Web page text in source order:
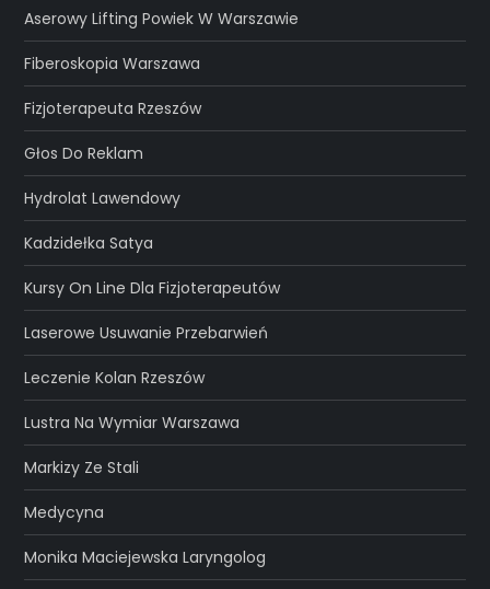
Aserowy Lifting Powiek W Warszawie
Fiberoskopia Warszawa
Fizjoterapeuta Rzeszów
Głos Do Reklam
Hydrolat Lawendowy
Kadzidełka Satya
Kursy On Line Dla Fizjoterapeutów
Laserowe Usuwanie Przebarwień
Leczenie Kolan Rzeszów
Lustra Na Wymiar Warszawa
Markizy Ze Stali
Medycyna
Monika Maciejewska Laryngolog